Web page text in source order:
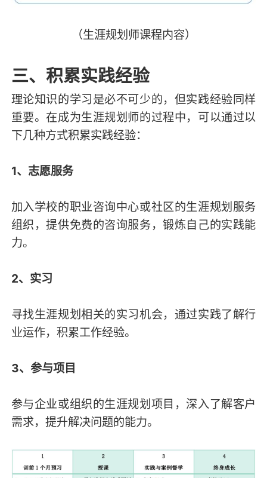
（生涯规划师课程内容）
三、积累实践经验
理论知识的学习是必不可少的，但实践经验同样
重要。在成为生涯规划师的过程中，可以通过以
下几种方式积累实践经验：
1、志愿服务
加入学校的职业咨询中心或社区的生涯规划服务
组织，提供免费的咨询服务，锻炼自己的实践能
力。
2、实习
寻找生涯规划相关的实习机会，通过实践了解行
业运作，积累工作经验。
3、参与项目
参与企业或组织的生涯规划项目，深入了解客户
需求，提升解决问题的能力。